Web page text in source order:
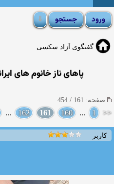
گفتگوی آزاد سکسی
پاهای ناز خانوم های
صفحه: 161 / 454
<<
1
...
160
161
162
...
کاربر